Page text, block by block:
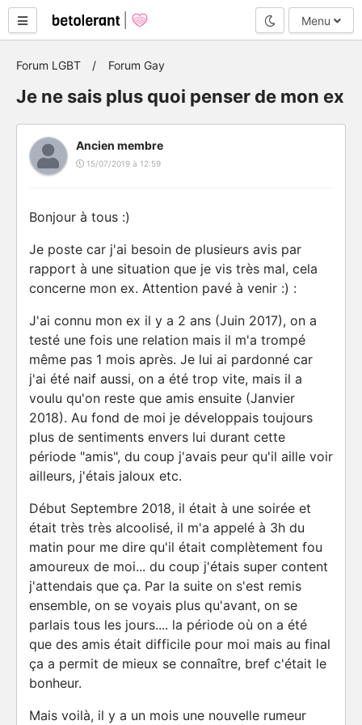
Mode nuit
Menu
Forum LGBT Forum Gay
Je ne sais plus quoi penser de mon ex
Ancien membre
15/07/2019 à 12:59
Bonjour à tous :)
Je poste car j'ai besoin de plusieurs avis par
rapport à une situation que je vis très mal, cela
concerne mon ex. Attention pavé à venir :) :
J'ai connu mon ex il y a 2 ans (Juin 2017), on a
testé une fois une relation mais il m'a trompé
même pas 1 mois après. Je lui ai pardonné car
j'ai été naif aussi, on a été trop vite, mais il a
voulu qu'on reste que amis ensuite (Janvier
2018). Au fond de moi je développais toujours
plus de sentiments envers lui durant cette
période "amis", du coup j'avais peur qu'il aille voir
ailleurs, j'étais jaloux etc.
Début Septembre 2018, il était à une soirée et
était très très alcoolisé, il m'a appelé à 3h du
matin pour me dire qu'il était complètement fou
amoureux de moi... du coup j'étais super content
j'attendais que ça. Par la suite on s'est remis
ensemble, on se voyais plus qu'avant, on se
parlais tous les jours.... la période où on a été
que des amis était difficile pour moi mais au final
ça a permit de mieux se connaître, bref c'était le
bonheur.
Mais voilà, il y a un mois une nouvelle rumeur